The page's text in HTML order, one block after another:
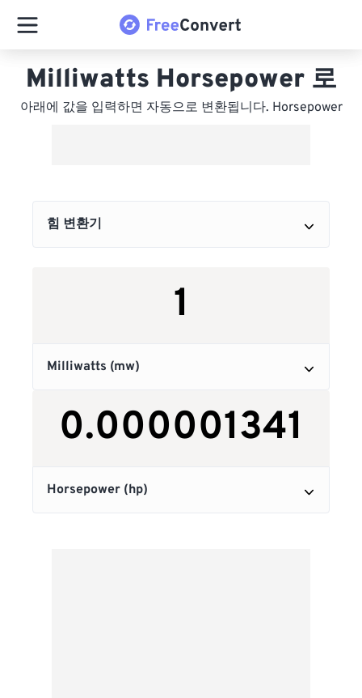
Milliwatts Horsepower 로
아래에 값을 입력하면 자동으로 변환됩니다. Horsepower